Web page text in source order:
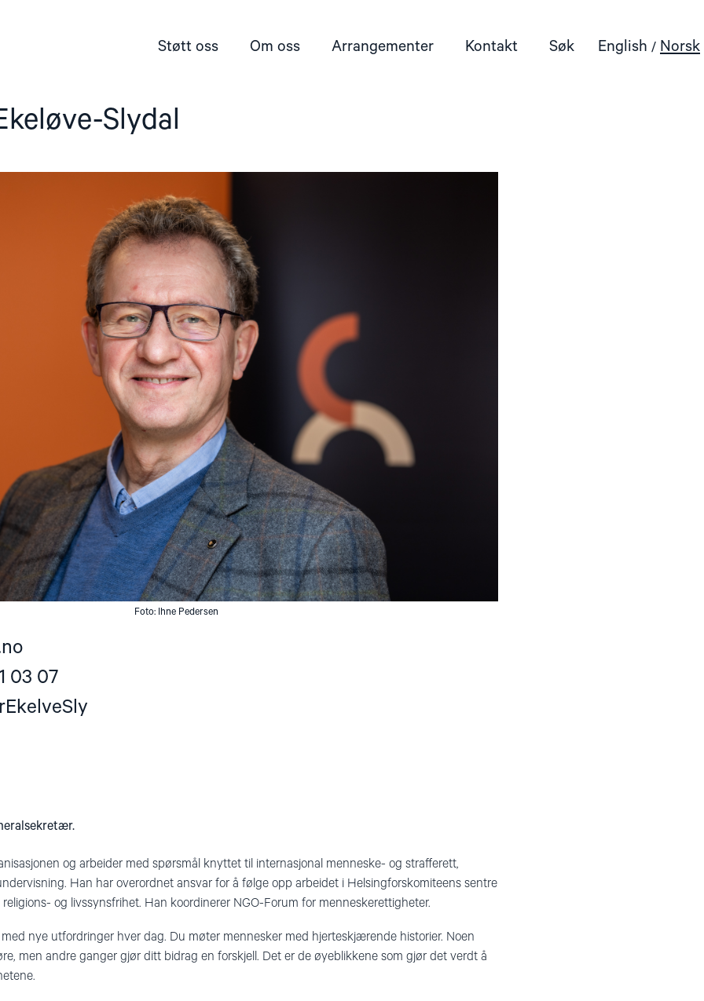
Støtt oss Om oss Arrangementer Kontakt Søk English Norsk
Slydal
Foto: Ihne Pedersen
03 07
og arbeider med spørsmål knyttet til internasjonal menneske- og strafferett,
Han har overordnet ansvar for å følge opp arbeidet i Helsingforskomiteens sentre
religions- og livssynsfrihet. Han koordinerer NGO-Forum for menneskerettigheter.
nye utfordringer hver dag. Du møter mennesker med hjerteskjærende historier. Noen
men andre ganger gjør ditt bidrag en forskjell. Det er de øyeblikkene som gjør det verdt å